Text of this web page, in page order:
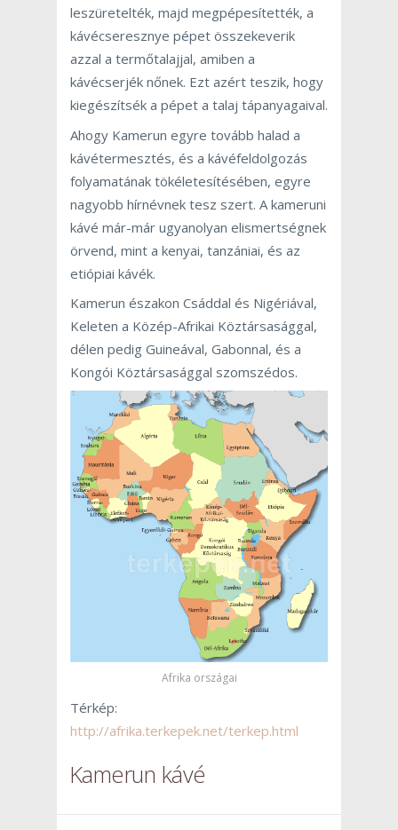
leszüretelték, majd megpépesítették, a
kávécseresznye pépet összekeverik
azzal a termőtalajjal, amiben a
kávécserjék nőnek. Ezt azért teszik, hogy
kiegészítsék a pépet a talaj tápanyagaival.
Ahogy Kamerun egyre tovább halad a
kávétermesztés, és a kávéfeldolgozás
folyamatának tökéletesítésében, egyre
nagyobb hírnévnek tesz szert. A kameruni
kávé már-már ugyanolyan elismertségnek
örvend, mint a kenyai, tanzániai, és az
etiópiai kávék.
Kamerun északon Csáddal és Nigériával,
Keleten a Közép-Afrikai Köztársasággal,
délen pedig Guineával, Gabonnal, és a
Kongói Köztársasággal szomszédos.
Afrika országai
Térkép:
http://afrika.terkepek.net/terkep.html
Kamerun kávé